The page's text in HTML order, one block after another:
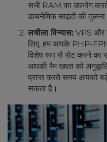
सभी RAM का उपभोग
डायनेमिक साइटों की
लचीला विन्यास: VPS और
लिए, हम आपके PHP-
विशेष रूप से सेट करने का
आपकी रैम खपत को
प्राप्त करते समय आपको
सकता है।